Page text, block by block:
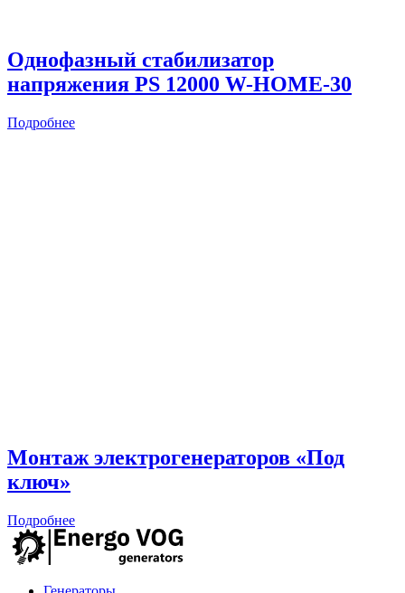
Однофазный стабилизатор
напряжения PS 12000 W-HOME-30
Подробнее
Монтаж электрогенераторов «Под
ключ»
Подробнее